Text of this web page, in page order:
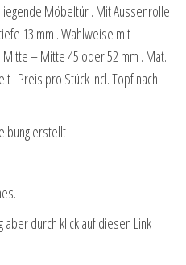
Möbeltür . Mit Aussenrolle
13 mm . Wahlweise mit
– Mitte 45 oder 52 mm . Mat.
. Preis pro Stück incl. Topf nach
erstellt
durch klick auf diesen Link